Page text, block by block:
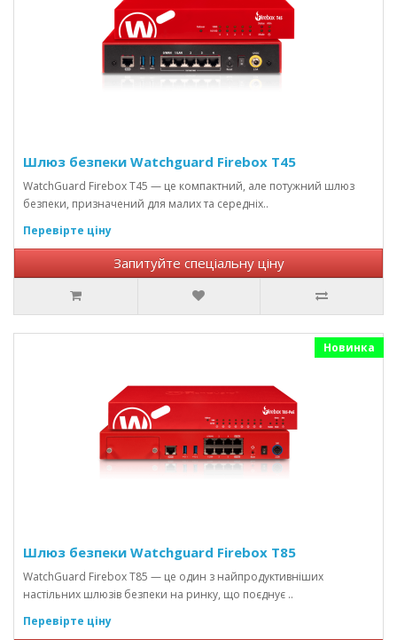
Шлюз безпеки Watchguard Firebox T45
WatchGuard Firebox T45 — це компактний, але потужний шлюз
безпеки, призначений для малих та середніх..
Перевірте ціну
Запитуйте спеціальну ціну
Новинка
Шлюз безпеки Watchguard Firebox T85
WatchGuard Firebox T85 — це один з найпродуктивніших
настільних шлюзів безпеки на ринку, що поєднує ..
Перевірте ціну